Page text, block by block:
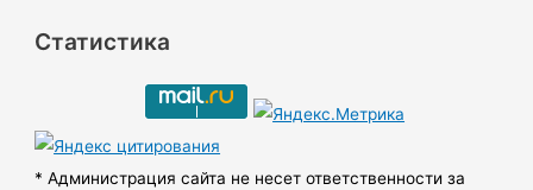
х
ы
Статистика
* Администрация сайта не несет ответственности за